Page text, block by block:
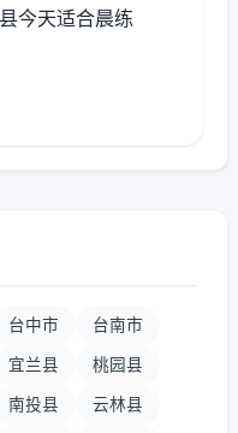
今天适合晨练
台中市 台南市
宜兰县 桃园县
南投县 云林县